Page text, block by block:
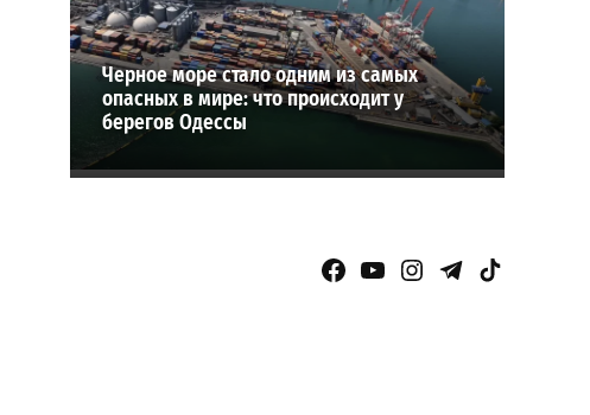
Черное море стало одним из самых
опасных в мире: что происходит у
берегов Одессы
Facebook Page
YouTubeInstagram
Telegram
TikTok